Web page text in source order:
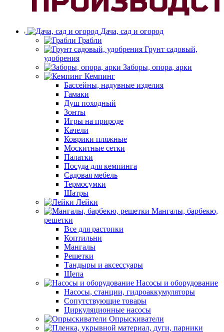
Дача, сад и огород
Грабли
Грунт садовый,
удобрения
Заборы, опора, арки
Кемпинг
Бассейны, надувные изделия
Гамаки
Душ походный
Зонты
Игры на природе
Качели
Коврики пляжные
Москитные сетки
Палатки
Посуда для кемпинга
Садовая мебель
Термосумки
Шатры
Лейки
Мангалы, барбекю,
решетки
Все для растопки
Коптильни
Мангалы
Решетки
Тандыры и аксессуары
Щепа
Насосы и оборудование
Насосы, станции, гидроаккумуляторы
Сопутствующие товары
Циркуляционные насосы
Опрыскиватели